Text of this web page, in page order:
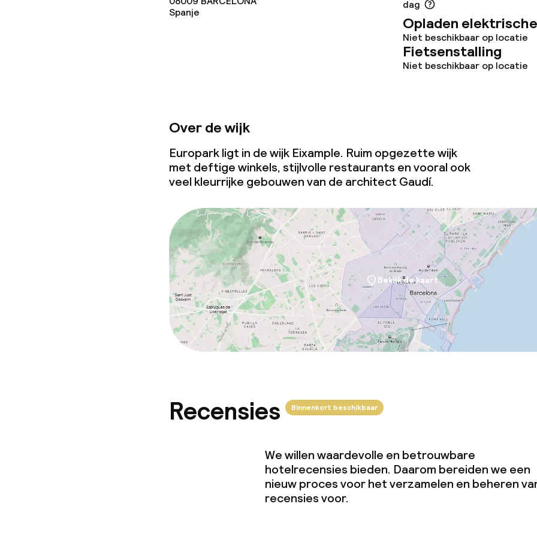
Spanje
dag
Opladen
Niet beschikbaar op locatie
Fietsenstalling
Niet beschikbaar op locatie
Over de wijk
Europark ligt in de wijk Eixample. Ruim opgezette wijk
met deftige winkels, stijlvolle restaurants en vooral ook
veel kleurrijke gebouwen van de architect Gaudí.
Bekijk de kaart
Recensies Binnenkort beschikbaar
We willen waardevolle en betrouwbare
hotelrecensies bieden. Daarom bereiden we een
nieuw proces voor het verzamelen en beheren
recensies voor.